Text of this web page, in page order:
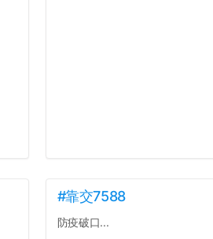
#靠交7588
防疫破口...